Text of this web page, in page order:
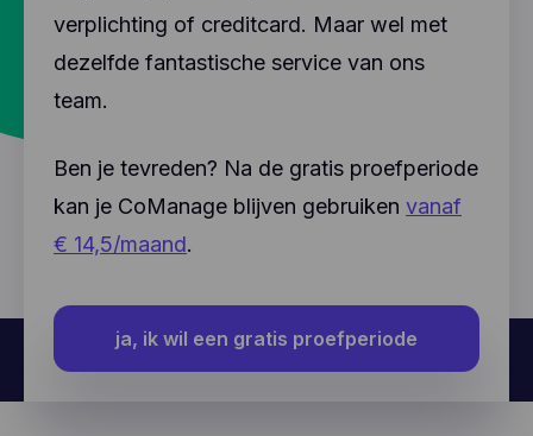
verplichting of creditcard. Maar wel met
dezelfde fantastische service van ons
team.
Ben je tevreden? Na de gratis proefperiode
kan je CoManage blijven gebruiken vanaf
€ 14,5/maand.
ja, ik wil een gratis proefperiode